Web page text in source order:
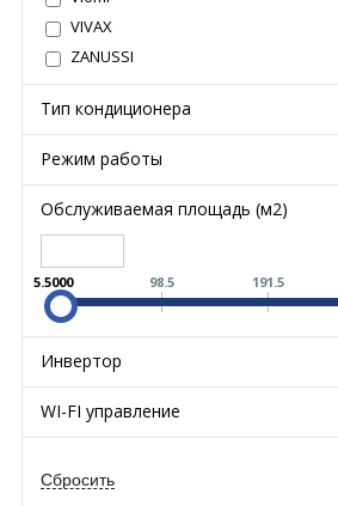
VIVAX
ZANUSSI
Тип кондиционера
Режим работы
Обслуживаемая площадь (м2)
5.5000 98.5 191.5
Инвертор
WI-FI управление